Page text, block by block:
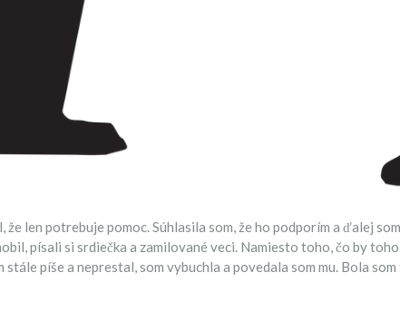
len potrebuje pomoc. Súhlasila som, že ho podporím a ďalej
písali si srdiečka a zamilované veci. Namiesto toho, čo by
píše a neprestal, som vybuchla a povedala som mu. Bola